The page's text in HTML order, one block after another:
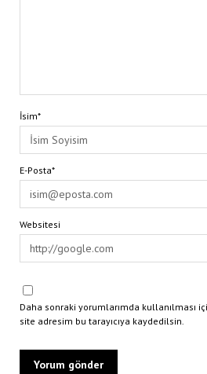
İsim*
E-Posta*
Websitesi
Daha sonraki yorumlarımda kullanılması
site adresim bu tarayıcıya kaydedilsin.